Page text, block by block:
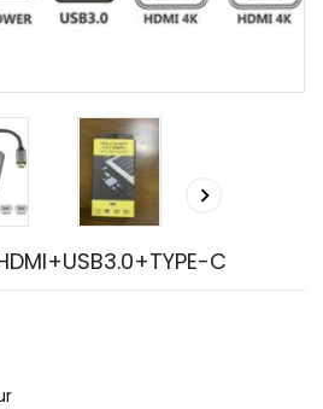

C